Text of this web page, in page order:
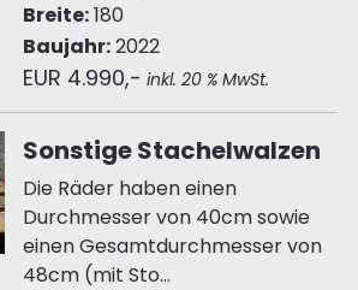
Breite:180
Baujahr:2022
EUR 4.990,- inkl. 20 % MwSt.
Sonstige Stachelwalzen
Die Räder haben einen
Durchmesser von 40cm sowie
einen Gesamtdurchmesser von
48cm (mit Sto...